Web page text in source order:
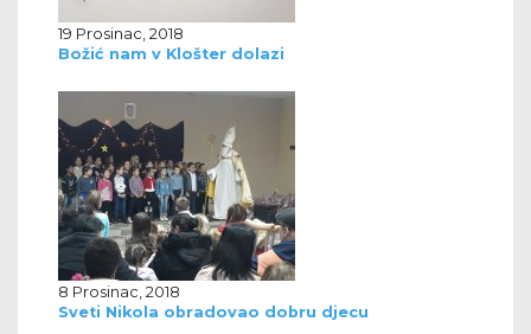
19 Prosinac, 2018
Božić nam v Klošter dolazi
8 Prosinac, 2018
Sveti Nikola obradovao dobru djecu